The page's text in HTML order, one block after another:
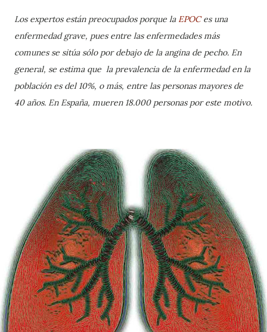
Los expertos están preocupados porque la EPOCes una
enfermedad grave, pues entre las enfermedades más
comunes se sitúa sólo por debajo de la angina de pecho. En
general, se estima que la prevalencia de la enfermedad en la
población es del 10%, o más, entre las personas mayores de
40 años. En España, mueren 18.000 personas por este motivo.